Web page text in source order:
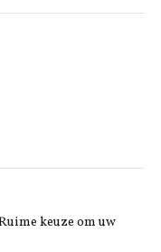
keuze om uw